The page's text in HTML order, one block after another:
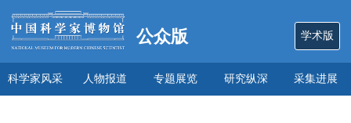
公众版 学术版
科学家风采 人物报道 专题展览 研究纵深 采集进展